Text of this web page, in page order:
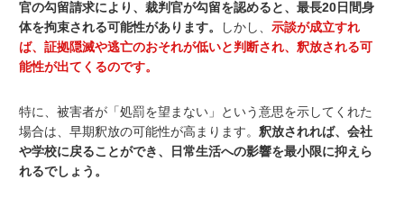
官の勾留請求により、裁判官が勾留を認めると、最長20日間身
体を拘束される可能性があります。 しかし、示談が成立すれ
ば、証拠隠滅や逃亡のおそれが低いと判断され、釈放される可
能性が出てくるのです。
特に、被害者が「処罰を望まない」という意思を示してくれた
場合は、早期釈放の可能性が高まります。釈放されれば、会社
や学校に戻ることができ、日常生活への影響を最小限に抑えら
れるでしょう。